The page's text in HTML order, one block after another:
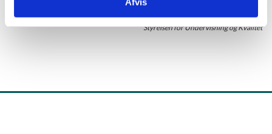
baggrund af en faglig vurdering.
om de gymnasiale uddannelsers kapitel 12
(retsinformation.dk).
Styrelsen for Undervisning og Kvalitet